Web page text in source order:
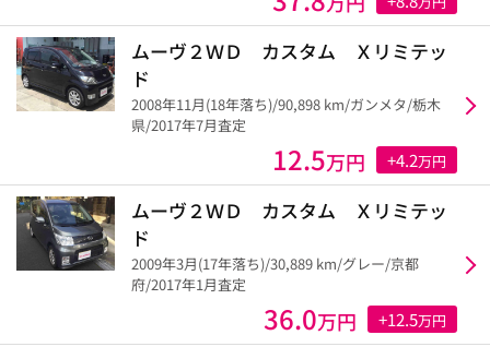
ムーヴ２ＷＤ カスタム Ｘリミテッ
ド
2008年11月(18年落ち)/90,898 km/ガンメタ/栃木
県/2017年7月査定
12.5万円 +4.2万円
ムーヴ２ＷＤ カスタム Ｘリミテッ
ド
2009年3月(17年落ち)/30,889 km/グレー/京都
府/2017年1月査定
36.0万円 +12.5万円